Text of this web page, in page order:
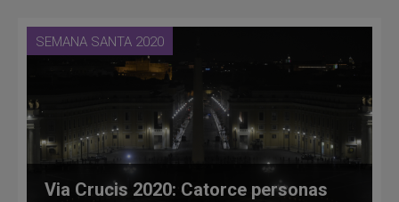
SEMANA SANTA 2020
Via Crucis 2020: Catorce personas